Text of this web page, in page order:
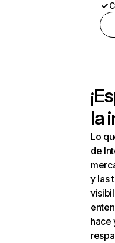
la
Lo
de
y las
hace